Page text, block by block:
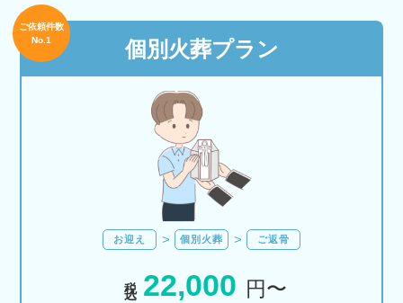
個別火葬プラン
ご依頼件数
No.1
お迎え 個別火葬 ご返骨
22,000 円〜